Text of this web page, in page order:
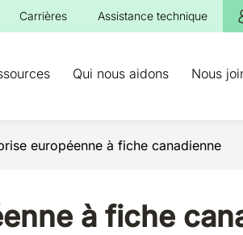
Carrières Assistance technique
Qui nous aidons Nous
européenne à fiche canadienne
à fiche